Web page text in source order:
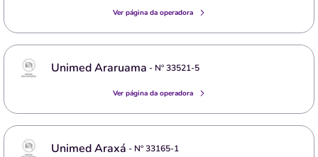
Ver página da operadora
Unimed Araruama - Nº33521-5
Ver página da operadora
Unimed Araxá - Nº33165-1